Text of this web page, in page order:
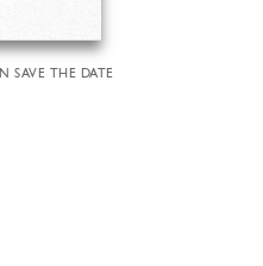
SAVE THE DATE